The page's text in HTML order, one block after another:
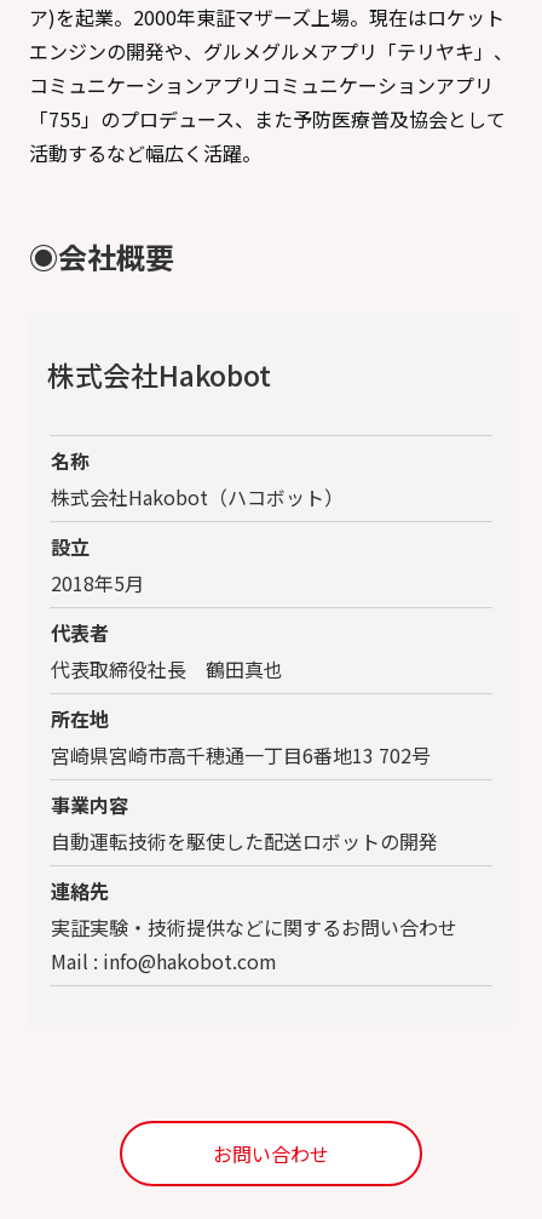
ア)を起業。2000年東証マザーズ上場。現在はロケット
エンジンの開発や、グルメグルメアプリ「テリヤキ」、
コミュニケーションアプリコミュニケーションアプリ
「755」のプロデュース、また予防医療普及協会として
活動するなど幅広く活躍。
◉会社概要
株式会社Hakobot
名称
株式会社Hakobot（ハコボット）
設立
2018年5月
代表者
代表取締役社長 鶴田真也
所在地
宮崎県宮崎市高千穂通一丁目6番地13 702号
事業内容
自動運転技術を駆使した配送ロボットの開発
連絡先
実証実験・技術提供などに関するお問い合わせ
Mail : info@hakobot.com
お問い合わせ